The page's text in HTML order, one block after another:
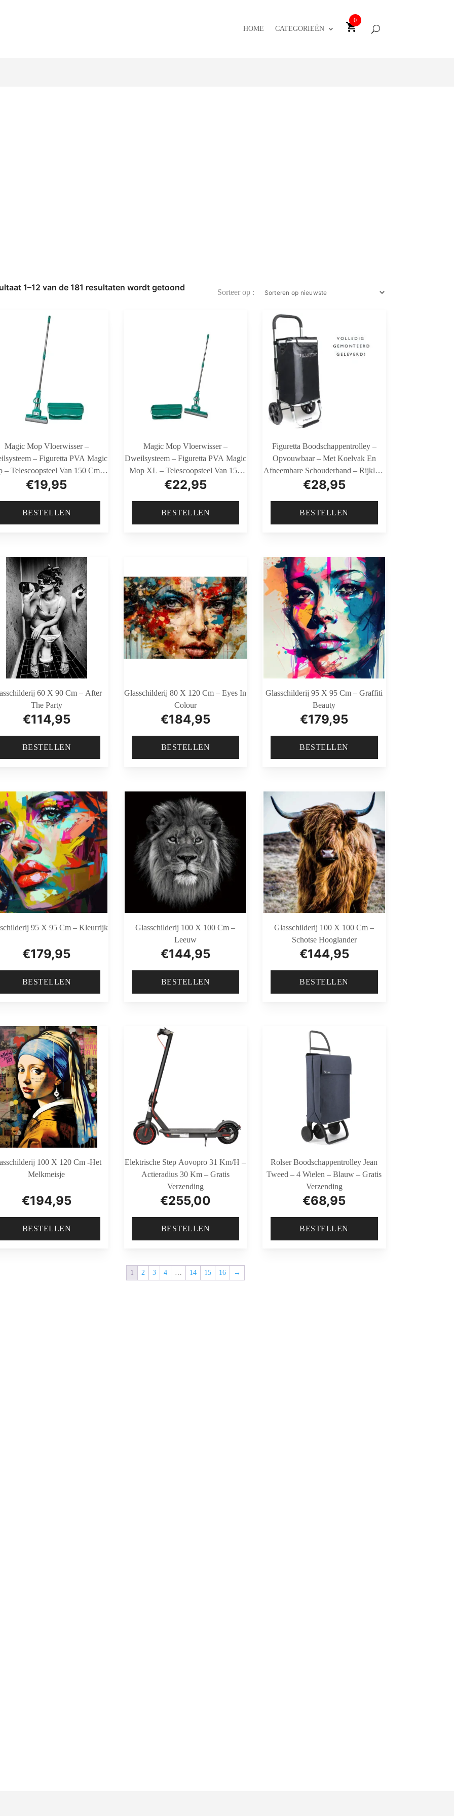
HOME CATEGORIEËN
0
1–12 van de 181 resultaten wordt getoondGesorteerd
Magic Mop Vloerwisser –
– Figuretta PVA Magic
– Telescoopsteel Van 150 Cm –
Inclusief GRATIS Emmer
€19,95
BESTELLEN
Magic Mop Vloerwisser –
Dweilsysteem – Figuretta PVA Magic
Mop XL – Telescoopsteel Van 150
Cm – Inclusief GRATIS Emmer
€22,95
BESTELLEN
Figuretta Boodschappentrolley –
Opvouwbaar – Met Koelvak En
Afneembare Schouderband – Rijklaar
En Gemonteerd Geleverd – Zwart
€28,95
BESTELLEN
60 X 90 Cm – After
The Party
€114,95
BESTELLEN
Glasschilderij 80 X 120 Cm – Eyes In
Colour
€184,95
BESTELLEN
Glasschilderij 95 X 95 Cm – Graffiti
Beauty
€179,95
BESTELLEN
95 X 95 Cm – Kleurrijk
€179,95
BESTELLEN
Glasschilderij 100 X 100 Cm –
Leeuw
€144,95
BESTELLEN
Glasschilderij 100 X 100 Cm –
Schotse Hooglander
€144,95
BESTELLEN
100 X 120 Cm -Het
Melkmeisje
€194,95
BESTELLEN
Elektrische Step Aovopro 31 Km/h –
Actieradius 30 Km – Gratis
Verzending
€255,00
BESTELLEN
Rolser Boodschappentrolley Jean
Tweed – 4 Wielen – Blauw – Gratis
Verzending
€68,95
BESTELLEN
1 2 3 4 … 14 15 16 →